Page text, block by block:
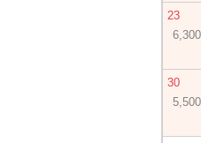
23
30